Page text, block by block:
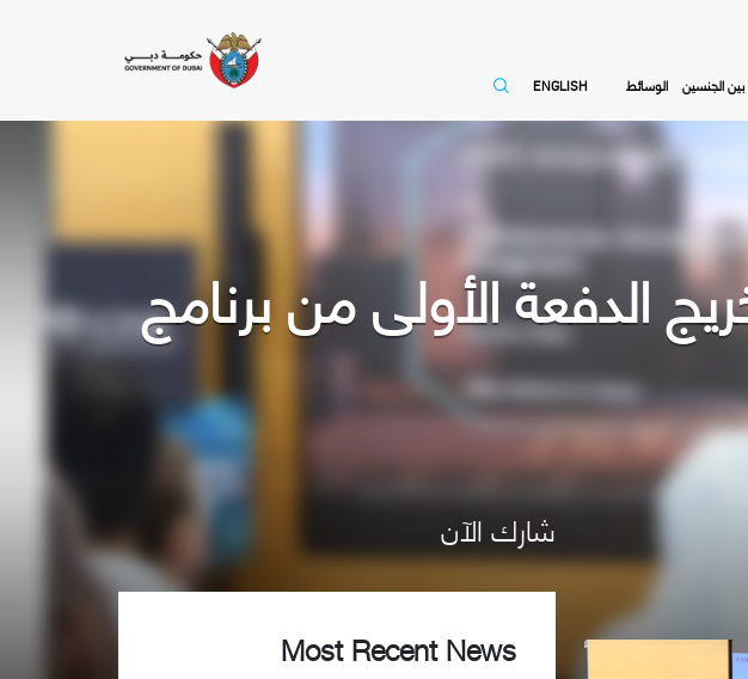
بين الجنسين الوسائط ENGLISH
الدفعة الأولى من برنامج
شارك الآن
Most Recent News